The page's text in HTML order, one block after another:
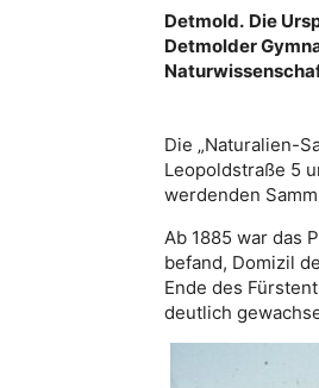
Detmold. Die
Detmolder
Die „Naturalien-
Leopoldstraße 5
werdenden
Ab 1885 war das
befand, Domizil
Ende des
deutlich